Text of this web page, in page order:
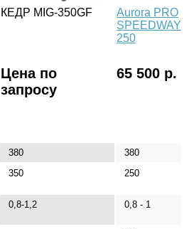
КЕДР MIG-350GF
Aurora PRO
SPEEDWAY
250
Цена по
запросу
65 500 р.
380
380
350 250
0,8-1,2 0,8 - 1